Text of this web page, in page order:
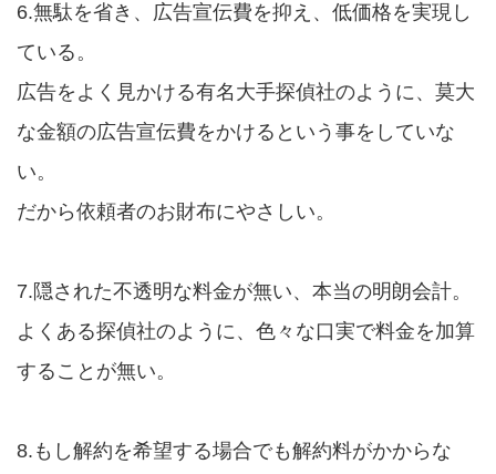
6.無駄を省き、広告宣伝費を抑え、低価格を実現し
ている。
広告をよく見かける有名大手探偵社のように、莫大
な金額の広告宣伝費をかけるという事をしていな
い。
だから依頼者のお財布にやさしい。
7.隠された不透明な料金が無い、本当の明朗会計。
よくある探偵社のように、色々な口実で料金を加算
することが無い。
8.もし解約を希望する場合でも解約料がかからな